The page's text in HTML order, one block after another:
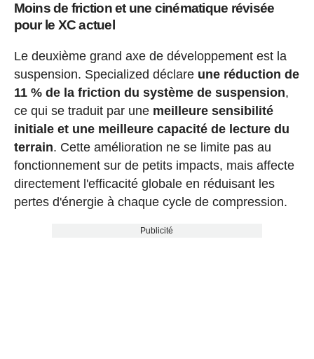
Moins de friction et une cinématique révisée
pour le XC actuel
Le deuxième grand axe de développement est la
suspension. Specialized déclare une réduction de
11 % de la friction du système de suspension,
ce qui se traduit par une meilleure sensibilité
initiale et une meilleure capacité de lecture du
terrain. Cette amélioration ne se limite pas au
fonctionnement sur de petits impacts, mais affecte
directement l'efficacité globale en réduisant les
pertes d'énergie à chaque cycle de compression.
Publicité